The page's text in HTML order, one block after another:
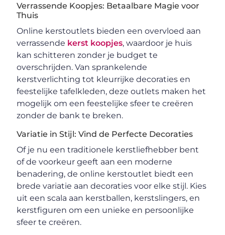
Verrassende Koopjes: Betaalbare Magie voor
Thuis
Online kerstoutlets bieden een overvloed aan
verrassende kerst koopjes, waardoor je huis
kan schitteren zonder je budget te
overschrijden. Van sprankelende
kerstverlichting tot kleurrijke decoraties en
feestelijke tafelkleden, deze outlets maken het
mogelijk om een feestelijke sfeer te creëren
zonder de bank te breken.
Variatie in Stijl: Vind de Perfecte Decoraties
Of je nu een traditionele kerstliefhebber bent
of de voorkeur geeft aan een moderne
benadering, de online kerstoutlet biedt een
brede variatie aan decoraties voor elke stijl. Kies
uit een scala aan kerstballen, kerstslingers, en
kerstfiguren om een unieke en persoonlijke
sfeer te creëren.